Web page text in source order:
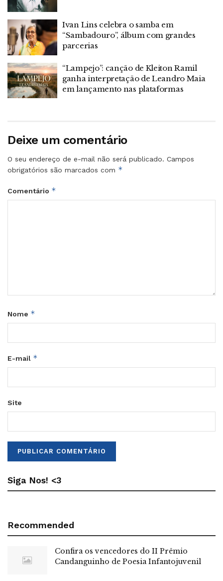
Ivan Lins celebra o samba em
“Sambadouro”, álbum com grandes
parcerias
“Lampejo”: canção de Kleiton Ramil
ganha interpretação de Leandro Maia
em lançamento nas plataformas
Deixe um comentário
O seu endereço de e-mail não será publicado. Campos
obrigatórios são marcados com *
Comentário *
Nome *
E-mail *
Site
Siga Nos! <3
Recommended
Confira os vencedores do II Prêmio
Candanguinho de Poesia Infantojuvenil